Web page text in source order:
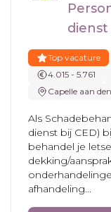
dienst
Top vacature
4.015 - 5.761
Capelle aan
Als
dienst bij CED)
behandel je
dekking/
afhandeling...